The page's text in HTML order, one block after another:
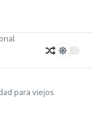
para viejos